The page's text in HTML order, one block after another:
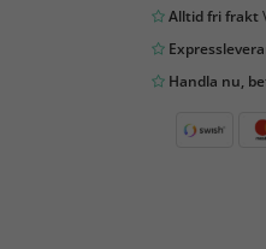
Alltid fri frakt
Handla nu,